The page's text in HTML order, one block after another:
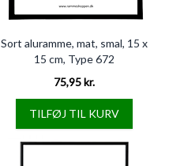
Sort aluramme, mat, smal, 15 x
15 cm, Type 672
75,95 kr.
TILFØJ TIL KURV